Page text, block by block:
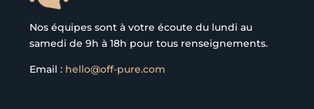
Nos équipes sont à votre écoute du lundi au
samedi de 9h à 18h pour tous renseignements.
Email : hello@off-pure.com